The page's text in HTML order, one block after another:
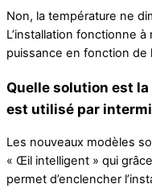
Non, la température ne
L’installation fonctionne
puissance en fonction de
Quelle solution est
est utilisé par
Les nouveaux modèles
« Œil intelligent » qui
permet d’enclencher